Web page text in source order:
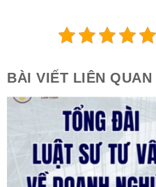
BÀI VIẾT LIÊN QUAN